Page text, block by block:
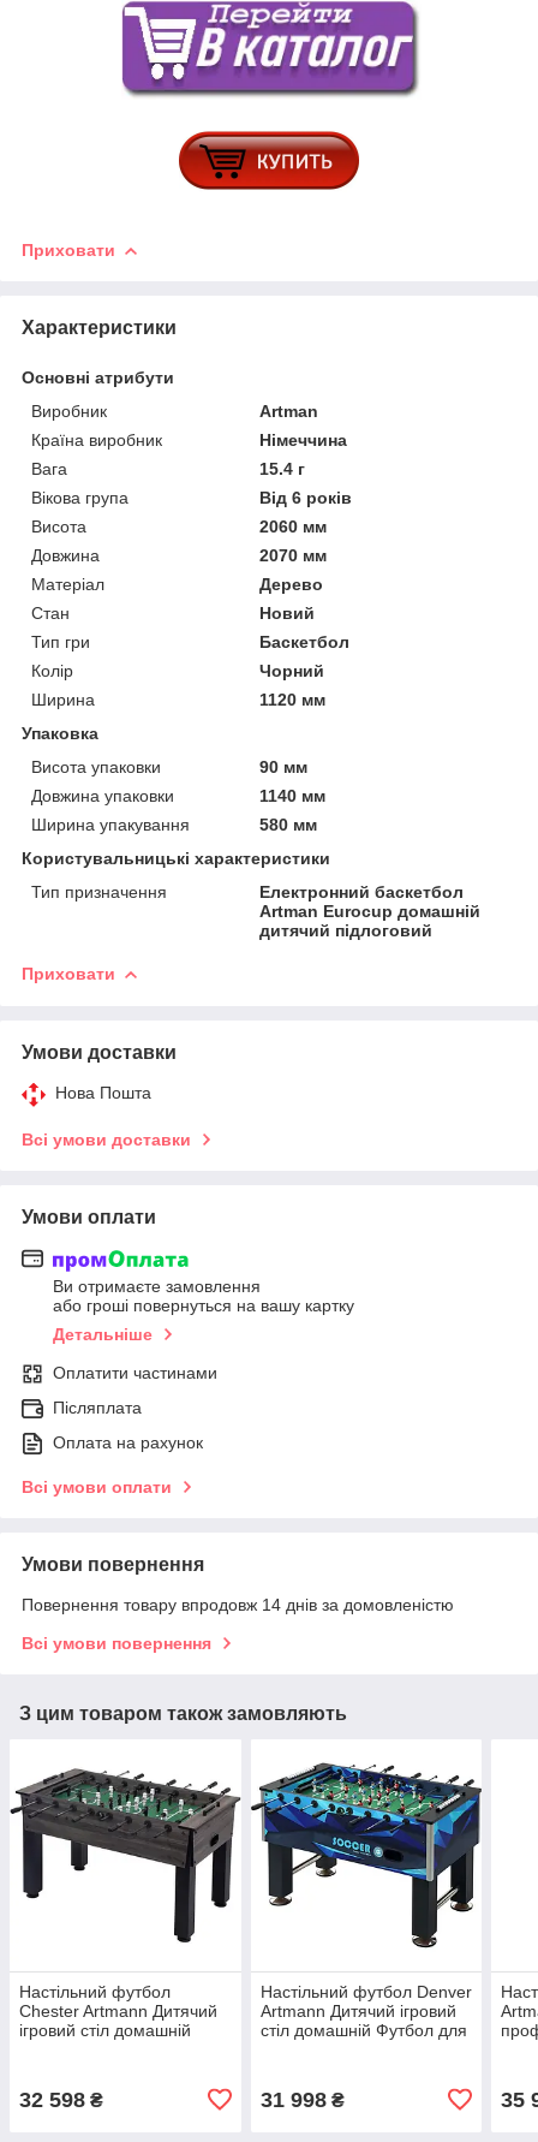
Приховати
Характеристики
Основні атрибути
Виробник
Artman
Країна виробник
Німеччина
Вага
15.4 г
Вікова група
Від 6 років
Висота
2060 мм
Довжина
2070 мм
Матеріал
Дерево
Стан
Новий
Тип гри
Баскетбол
Колір
Чорний
Ширина
1120 мм
Упаковка
Висота упаковки
90 мм
Довжина упаковки
1140 мм
Ширина упакування
580 мм
Користувальницькі характеристики
Тип призначення
Електронний баскетбол
Artman Eurocup домашній
дитячий підлоговий
Приховати
Умови доставки
Нова Пошта
Всі умови доставки
Умови оплати
Ви отримаєте замовлення
або гроші повернуться на вашу картку
Детальніше
Оплатити частинами
Післяплата
Оплата на рахунок
Всі умови оплати
Умови повернення
Повернення товару впродовж 14 днів за домовленістю
Всі умови повернення
З цим товаром також замовляють
Настільний футбол
Chester Artmann Дитячий
ігровий стіл домашній
32 598 ₴
Настільний футбол Denver
Artmann Дитячий ігровий
стіл домашній Футбол для
31 998₴ 35